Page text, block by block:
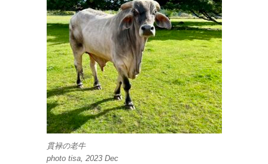
貫禄の老牛
photo tisa, 2023 Dec